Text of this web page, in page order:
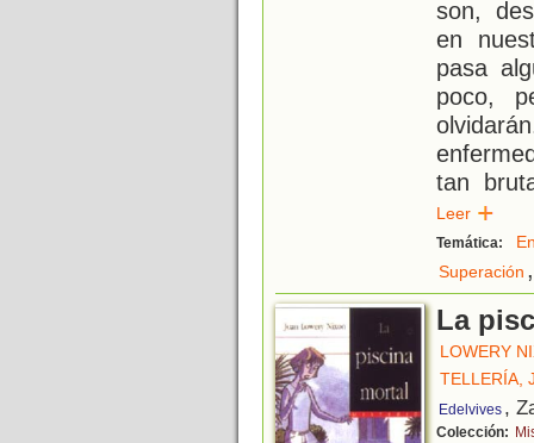
son,
en
pasa
poco,
tan
Leer
Temática:
Superación ,
La
LOWERY
TELLERÍA,
Edelvives ,
Colección: